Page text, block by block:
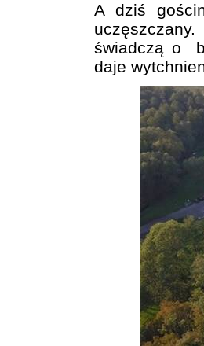
A dziś
świadczą o
daje